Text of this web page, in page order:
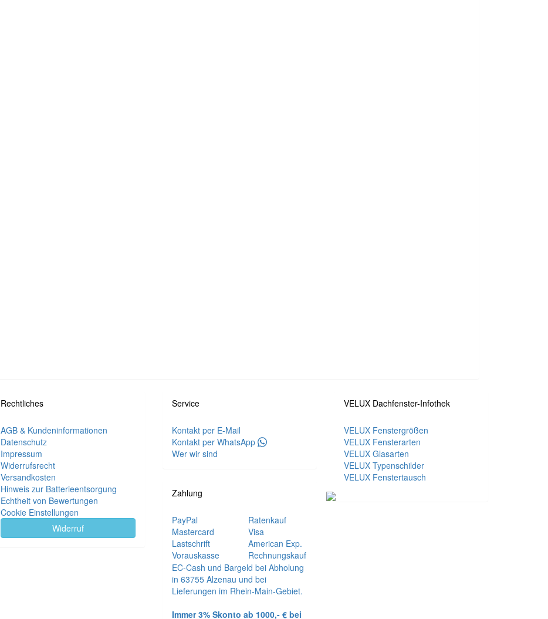
Rechtliches
AGB & Kundeninformationen
Datenschutz
Impressum
Widerrufsrecht
Versandkosten
Hinweis zur Batterieentsorgung
Echtheit von Bewertungen
Cookie Einstellungen
Widerruf
Service
Kontakt per E-Mail
Kontakt per WhatsApp
Wer wir sind
Zahlung
PayPal
Ratenkauf
Mastercard
Visa
Lastschrift
American Exp.
Vorauskasse
Rechnungskauf
EC-Cash und Bargeld bei Abholung
in 63755 Alzenau und bei
Lieferungen im Rhein-Main-Gebiet.
Immer 3% Skonto ab 1000,- € bei
VELUX Dachfenster-Infothek
VELUX Fenstergrößen
VELUX Fensterarten
VELUX Glasarten
VELUX Typenschilder
VELUX Fenstertausch